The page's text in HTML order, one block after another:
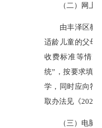
（二）网上信
由丰泽区教育
适龄儿童的父母
收费标准等情
统”，按要求填
学，同时应向符
取办法见《2026
（三）电脑摇